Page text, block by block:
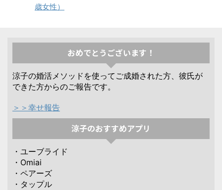
歳女性）
おめでとうございます！
涼子の婚活メソッドを使ってご成婚された方、彼氏が
できた方からのご報告です。
＞＞幸せ報告
涼子のおすすめアプリ
・ユーブライド
・Omiai
・ペアーズ
・タップル